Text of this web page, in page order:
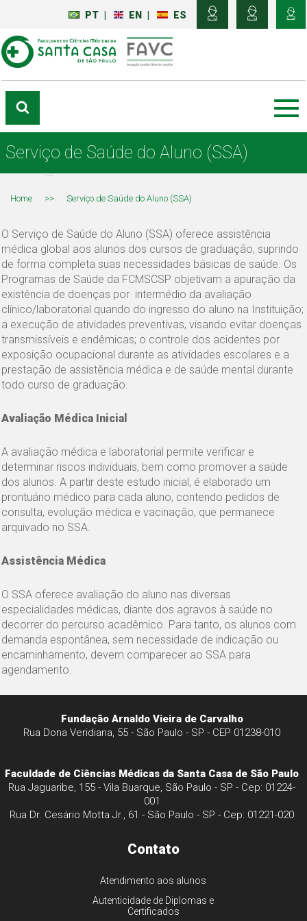
PT EN ES
Serviço de Saúde do Aluno (SSA)
Home >> Serviço de Saúde do Aluno (SSA)
O Serviço de Saúde do Aluno (SSA) oferece assistência
médica global aos alunos dos cursos de graduação, suprindo
de forma completa suas necessidades básicas de saúde. Os
Programas de Saúde da FCMSCSP objetivam a apuração da
existência de doenças por intermédio da avaliação
clínico/laboratorial quando do ingresso do aluno na Instituição;
a execução de atividades preventivas, visando evitar doenças
transmissíveis e endêmicas; o controle dos acidentes por
exposição ocupacional durante as atividades escolares e a
prestação de assistência médica e de saúde mental durante
todo curso de graduação.
Avaliação Médica Inicial
A avaliação médica e laboratorial permite verificar e
determinar riscos individuais, bem como promover a saúde
dos alunos. A partir deste estudo inicial, é elaborado um
prontuário médico para cada aluno, contendo pedidos de
consulta, evolução médica e vacinação, que permanece
arquivado no SSA.
Assistência Médica
O SSA oferece avaliação do aluno nas diversas
especialidades médicas, diante dos agravos à saúde no
decorrer do percurso acadêmico. Para tanto, os alunos com
demanda espontânea, sem necessidade de indicação ou
encaminhamento, devem comparecer ao SSA para
agendamento.
Fundação Arnaldo Vieira de Carvalho
Rua Dona Veridiana, 55 - São Paulo - SP - CEP 01238-010
Faculdade de Ciências Médicas da Santa Casa de São Paulo
Rua Jaguaribe, 155 - Vila Buarque, São Paulo - SP - Cep: 01224-
001
Rua Dr. Cesário Motta Jr., 61 - São Paulo - SP - Cep: 01221-020
Contato
Atendimento aos alunos
Autenticidade de Diplomas e
Certificados